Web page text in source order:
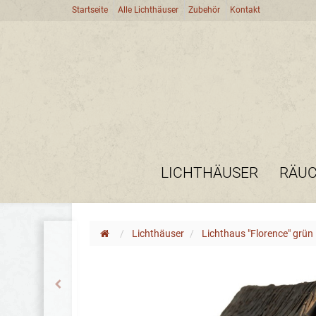
Startseite Alle Lichthäuser Zubehör Kontakt
LICHTHÄUSER
Lichthäuser Lichthaus "Florence" grün